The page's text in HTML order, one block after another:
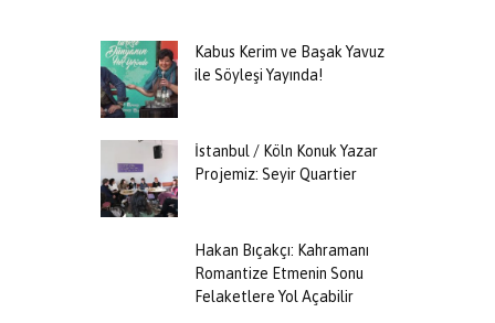
Kabus Kerim ve Başak Yavuz
ile Söyleşi Yayında!
İstanbul / Köln Konuk Yazar
Projemiz: Seyir Quartier
Hakan Bıçakçı: Kahramanı
Romantize Etmenin Sonu
Felaketlere Yol Açabilir